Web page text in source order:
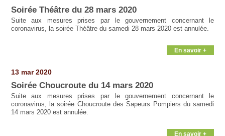
Soirée Théâtre du 28 mars 2020
Suite aux mesures prises par le gouvernement concernant le
coronavirus, la soirée Théâtre du samedi 28 mars 2020 est annulée.
En savoir +
13 mar 2020
Soirée Choucroute du 14 mars 2020
Suite aux mesures prises par le gouvernement concernant le
coronavirus, la soirée Choucroute des Sapeurs Pompiers du samedi
14 mars 2020 est annulée.
En savoir +